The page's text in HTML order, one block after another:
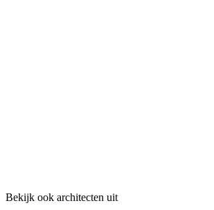
Bekijk ook architecten uit